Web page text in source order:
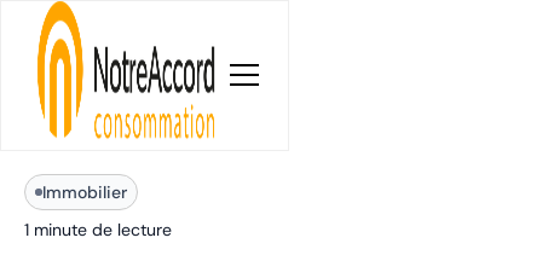
Blog
Immobilier
1 minute de lecture